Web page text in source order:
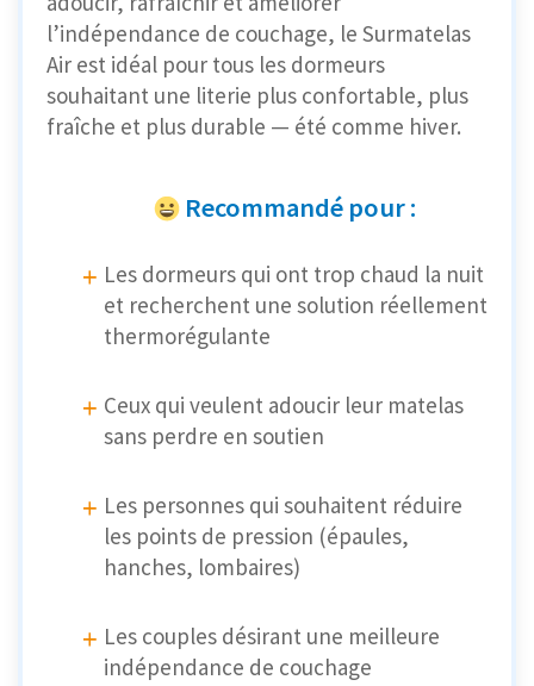
l’indépendance de couchage, le Surmatelas
Air est idéal pour tous les dormeurs
souhaitant une literie plus confortable, plus
fraîche et plus durable — été comme hiver.
Recommandé pour :
Les dormeurs qui ont trop chaud la nuit
et recherchent une solution réellement
thermorégulante
Ceux qui veulent adoucir leur matelas
sans perdre en soutien
Les personnes qui souhaitent réduire
les points de pression (épaules,
hanches, lombaires)
Les couples désirant une meilleure
indépendance de couchage